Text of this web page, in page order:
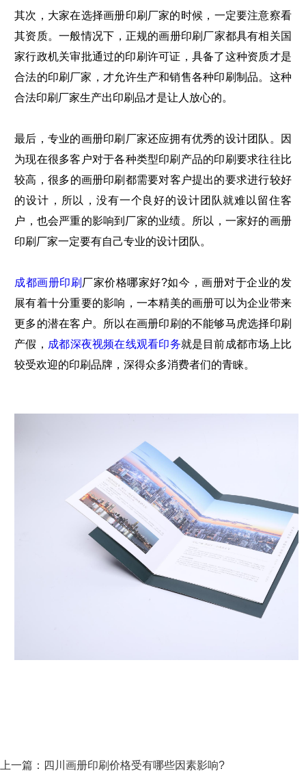
其次，大家在选择画册印刷厂家的时候，一定要注意察看
其资质。一般情况下，正规的画册印刷厂家都具有相关国
家行政机关审批通过的印刷许可证，具备了这种资质才是
合法的印刷厂家，才允许生产和销售各种印刷制品。这种
合法印刷厂家生产出印刷品才是让人放心的。
最后，专业的画册印刷厂家还应拥有优秀的设计团队。因
为现在很多客户对于各种类型印刷产品的印刷要求往往比
较高，很多的画册印刷都需要对客户提出的要求进行较好
的设计，所以，没有一个良好的设计团队就难以留住客
户，也会严重的影响到厂家的业绩。所以，一家好的画册
印刷厂家一定要有自己专业的设计团队。
成都画册印刷 厂家价格哪家好?如今，画册对于企业的发
展有着十分重要的影响，一本精美的画册可以为企业带来
更多的潜在客户。所以在画册印刷的不能够马虎选择印刷
产假， 成都深夜视频在线观看印务就是目前成都市场上比
较受欢迎的印刷品牌，深得众多消费者们的青睐。
上一篇： 四川画册印刷价格受有哪些因素影响?